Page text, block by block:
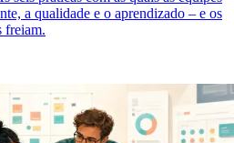
a qualidade e o aprendizado – e os
freiam.